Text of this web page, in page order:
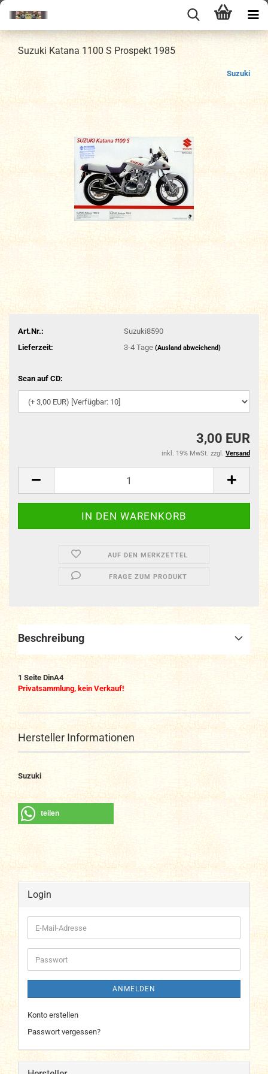
Suzuki Katana 1100 S Prospekt 1985
Suzuki
Art.Nr.:
Suzuki8590
Lieferzeit:
3-4 Tage (Ausland abweichend)
Scan auf CD:
3,00 EUR
inkl. 19% MwSt. zzgl. Versand
AUF DEN MERKZETTEL
FRAGE ZUM PRODUKT
Beschreibung
1 Seite DinA4
Privatsammlung, kein Verkauf!
Hersteller Informationen
Suzuki
teilen
Login
E-
Mail-
Adresse
Passwort
ANMELDEN
Konto erstellen
Passwort vergessen?